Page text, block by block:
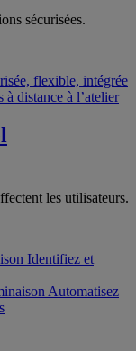
sécurisées.
flexible, intégrée
à distance à l’atelier
les utilisateurs.
Identifiez et
Automatisez